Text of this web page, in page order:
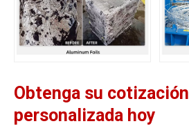
Obtenga su cotización
personalizada hoy